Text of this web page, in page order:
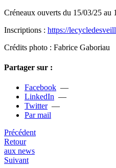
Créneaux ouverts du 15/03/25 au
Inscriptions : https://
Crédits photo : Fabrice Gaboriau
Partager sur :
Facebook —
LinkedIn —
Twitter—
Par mail
Précédent
Retour
aux news
Suivant